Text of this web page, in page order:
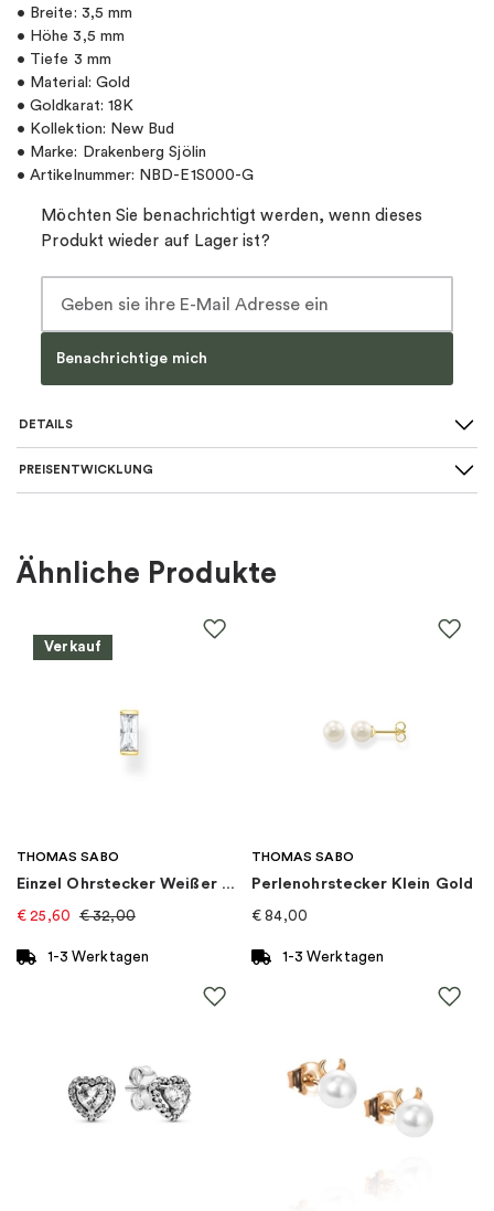
• Breite: 3,5 mm
• Höhe 3,5 mm
• Tiefe 3 mm
• Material: Gold
• Goldkarat: 18K
• Kollektion: New Bud
• Marke: Drakenberg Sjölin
• Artikelnummer: NBD-E1S000-G
Möchten Sie benachrichtigt werden, wenn dieses
Produkt wieder auf Lager ist?
Benachrichtige mich
DETAILS
Art des Ohrrings
Material
Kategorie : Ohrringe
Kollektion: New Bud
PREISENTWICKLUNG
Ähnliche Produkte
Verkauf
THOMAS SABO
Einzel Ohrstecker Weißer Stein Gold
€ 25,60 €32,00
1-3 Werktagen
THOMAS SABO
Perlenohrstecker Klein Gold
€ 84,00
1-3 Werktagen